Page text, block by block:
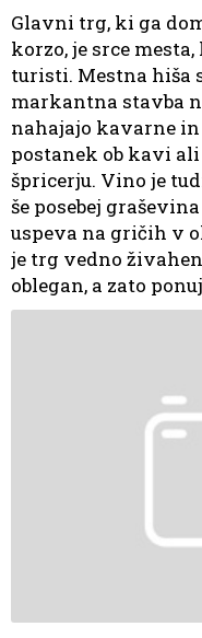
Glavni trg, ki ga
korzo, je srce
turisti. Mestna hiša
markantna stavba
nahajajo kavarne
postanek ob kavi
špricerju. Vino je
še posebej
uspeva na gričih v
je trg vedno
oblegan, a zato